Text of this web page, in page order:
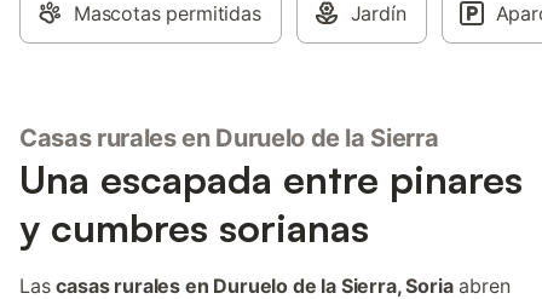
Mascotas permitidas Jardín
Casas rurales en Duruelo de la Sierra
Una escapada entre pinares
y cumbres sorianas
Lascasas rurales en Duruelo de la Sierra, Soriaabren